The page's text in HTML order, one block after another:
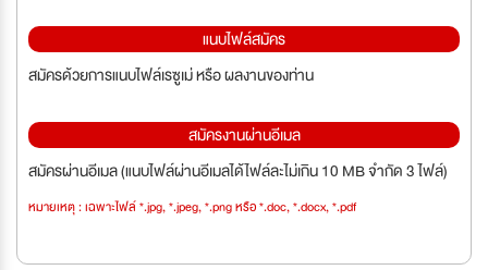
แนบไฟล์สมัคร
สมัครด้วยการแนบไฟล์เรซูเม่ หรือ ผลงานของท่าน
สมัครงานผ่านอีเมล
สมัครผ่านอีเมล (แนบไฟล์ผ่านอีเมลได้ไฟล์ละไม่เกิน 10 MB จำกัด 3 ไฟล์)
หมายเหตุ : เฉพาะไฟล์ *.jpg, *.jpeg, *.png หรือ *.doc, *.docx, *.pdf